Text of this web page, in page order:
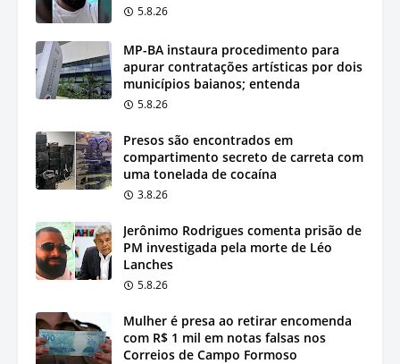
5.8.26
MP-BA instaura procedimento para
apurar contratações artísticas por dois
municípios baianos; entenda
5.8.26
Presos são encontrados em
compartimento secreto de carreta com
uma tonelada de cocaína
3.8.26
Jerônimo Rodrigues comenta prisão de
PM investigada pela morte de Léo
Lanches
5.8.26
Mulher é presa ao retirar encomenda
com R$ 1 mil em notas falsas nos
Correios de Campo Formoso